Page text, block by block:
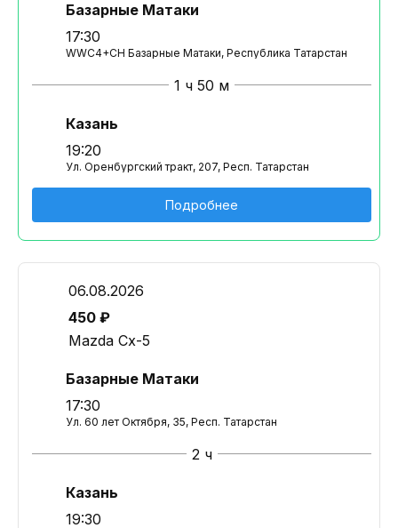
Базарные Матаки
17:30
WWC4+CH Базарные Матаки, Республика Татарстан
1 ч 50 м
Казань
19:20
Ул. Оренбургский тракт, 207, Респ. Татарстан
Подробнее
06.08.2026
450 ₽
Mazda Cx-5
Базарные Матаки
17:30
Ул. 60 лет Октября, 35, Респ. Татарстан
2 ч
Казань
19:30